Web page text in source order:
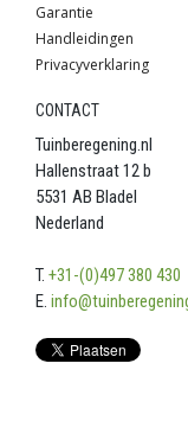
Garantie
Handleidingen
Privacyverklaring
CONTACT
Tuinberegening.nl
Hallenstraat 12 b
5531 AB Bladel
Nederland
T. +31-(0)497 380 430
E.